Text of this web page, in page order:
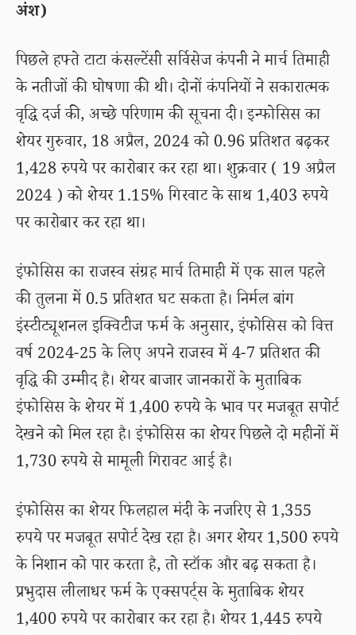
अंश)
पिछले हफ्ते टाटा कंसल्टेंसी सर्विसेज कंपनी ने मार्च तिमाही
के नतीजों की घोषणा की थी। दोनों कंपनियों ने सकारात्मक
वृद्धि दर्ज की, अच्छे परिणाम की सूचना दी। इन्फोसिस का
शेयर गुरुवार, 18 अप्रैल, 2024 को 0.96 प्रतिशत बढ़कर
1,428 रुपये पर कारोबार कर रहा था। शुक्रवार ( 19 अप्रैल
2024 ) को शेयर 1.15% गिरवाट के साथ 1,403 रुपये
पर कारोबार कर रहा था।
इंफोसिस का राजस्व संग्रह मार्च तिमाही में एक साल पहले
की तुलना में 0.5 प्रतिशत घट सकता है। निर्मल बांग
इंस्टीट्यूशनल इक्विटीज फर्म के अनुसार, इंफोसिस को वित्त
वर्ष 2024-25 के लिए अपने राजस्व में 4-7 प्रतिशत की
वृद्धि की उम्मीद है। शेयर बाजार जानकारों के मुताबिक
इंफोसिस के शेयर में 1,400 रुपये के भाव पर मजबूत सपोर्ट
देखने को मिल रहा है। इंफोसिस का शेयर पिछले दो महीनों में
1,730 रुपये से मामूली गिरावट आई है।
इंफोसिस का शेयर फिलहाल मंदी के नजरिए से 1,355
रुपये पर मजबूत सपोर्ट देख रहा है। अगर शेयर 1,500 रुपये
के निशान को पार करता है, तो स्टॉक और बढ़ सकता है।
प्रभुदास लीलाधर फर्म के एक्सपर्ट्स के मुताबिक शेयर
1,400 रुपये पर कारोबार कर रहा है। शेयर 1,445 रुपये